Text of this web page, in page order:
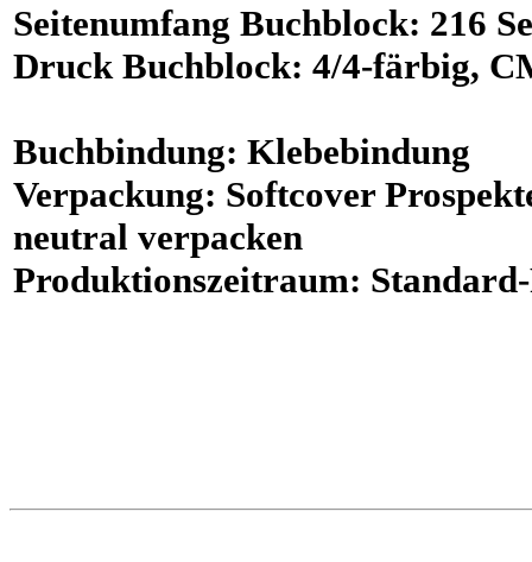
Seitenumfang Buchblock: 216
Druck Buchblock: 4/4-färbig,
Buchbindung: Klebebindung
Verpackung: Softcover
neutral verpacken
Produktionszeitraum: